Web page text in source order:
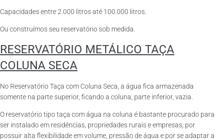
Capacidades entre 2.000 litros até 100.000 litros.
Ou construímos seu reservatório sob medida.
RESERVATÓRIO METÁLICO TAÇA
COLUNA SECA
No Reservatório Taça com Coluna Seca, a água fica armazenada
somente na parte superior, ficando a coluna, parte inferior, vazia.
O reservatório tipo taça com água na coluna é bastante procurado para
ser instalado em residências, propriedades rurais e empresas, por
possuir alta flexibilidade em volume, pressão de água e por se adaptar a